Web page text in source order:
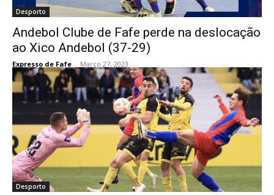
Desporto
Andebol Clube de Fafe perde na deslocação
ao Xico Andebol (37-29)
Expresso de Fafe - Março 27, 2023
Desporto